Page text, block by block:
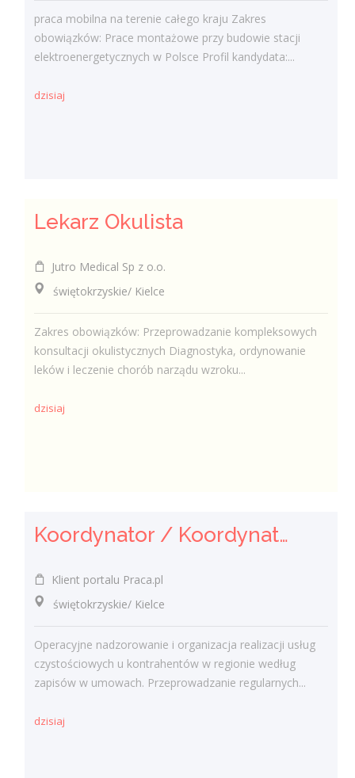
praca mobilna na terenie całego kraju Zakres
obowiązków: Prace montażowe przy budowie stacji
elektroenergetycznych w Polsce Profil kandydata:...
dzisiaj
Lekarz Okulista
Jutro Medical Sp z o.o.
świętokrzyskie/ Kielce
Zakres obowiązków: Przeprowadzanie kompleksowych
konsultacji okulistycznych Diagnostyka, ordynowanie
leków i leczenie chorób narządu wzroku...
dzisiaj
Koordynator / Koordynatorka Usług Serwisowych i Zespołów Terenowych
Klient portalu Praca.pl
świętokrzyskie/ Kielce
Operacyjne nadzorowanie i organizacja realizacji usług
czystościowych u kontrahentów w regionie według
zapisów w umowach. Przeprowadzanie regularnych...
dzisiaj